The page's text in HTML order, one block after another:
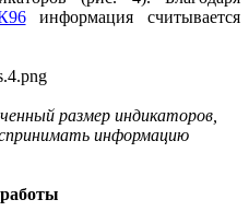
информация считывается
размер индикаторов,
информацию